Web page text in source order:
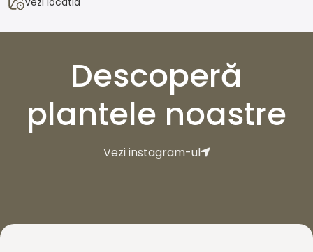
Descoperă
plantele noastre
Vezi instagram-ul